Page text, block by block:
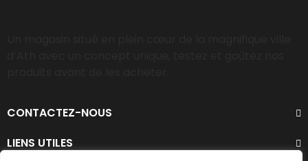
CONTACTEZ-NOUS
LIENS UTILES